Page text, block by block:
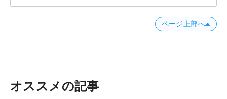
ページ上部へ
オススメの記事